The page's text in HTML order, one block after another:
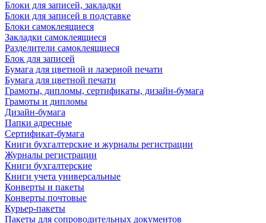
Блоки для записей, закладки
Блоки для записей в подставке
Блоки самоклеящиеся
Закладки самоклеящиеся
Разделители самоклеящиеся
Блок для записей
Бумага для цветной и лазерной печати
Бумага для цветной печати
Грамоты, дипломы, сертификаты, дизайн-бумага
Грамоты и дипломы
Дизайн-бумага
Папки адресные
Сертификат-бумага
Книги бухгалтерские и журналы регистрации
Журналы регистрации
Книги бухгалтерские
Книги учета универсальные
Конверты и пакеты
Конверты почтовые
Курьер-пакеты
Пакеты для сопроводительных документов